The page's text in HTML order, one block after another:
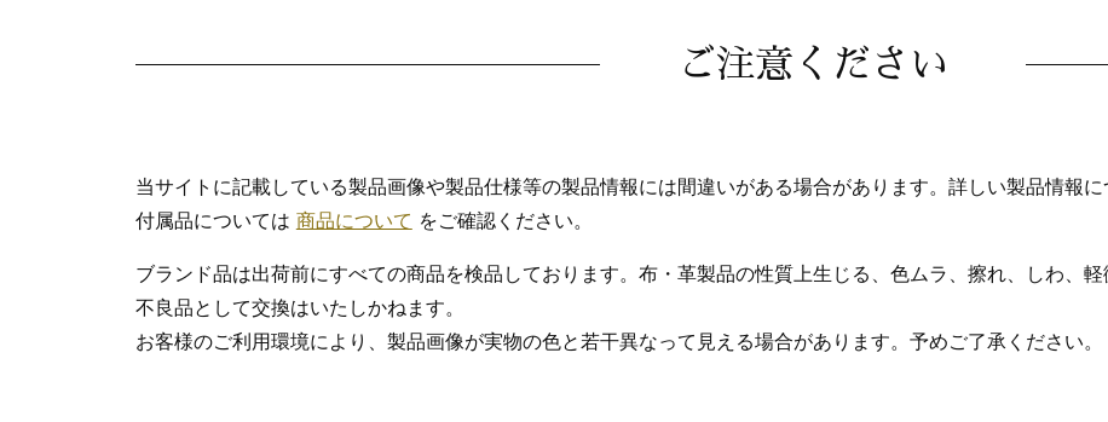
ご注意ください
当サイトに記載している製品画像や製品仕様等の製品情報には間違いがある場合があります。詳しい製品情報
付属品については 商品について をご確認ください。
ブランド品は出荷前にすべての商品を検品しております。布・革製品の性質上生じる、色ムラ、擦れ、しわ、
不良品として交換はいたしかねます。
お客様のご利用環境により、製品画像が実物の色と若干異なって見える場合があります。予めご了承ください。